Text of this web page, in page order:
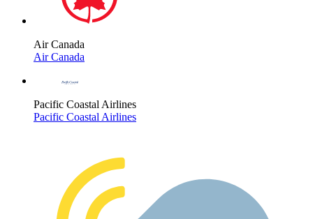
Air Canada
Air Canada
Pacific Coastal Airlines
Pacific Coastal Airlines